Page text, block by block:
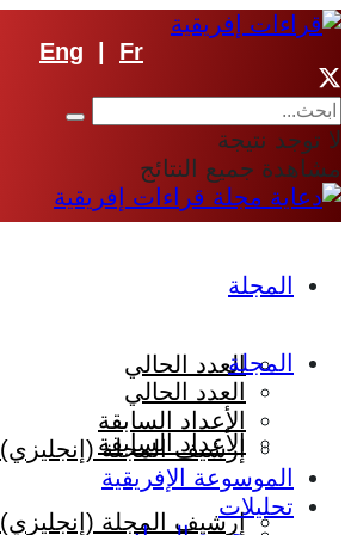
Eng Fr
لا توجد نتيجة
مشاهدة جميع النتائج
المجلة
العدد الحالي
الأعداد السابقة
إرشيف المجلة (إنجليزي)
المجلة
العدد الحالي
الأعداد السابقة
إرشيف المجلة (إنجليزي)
الموسوعة الإفريقية
تحليلات